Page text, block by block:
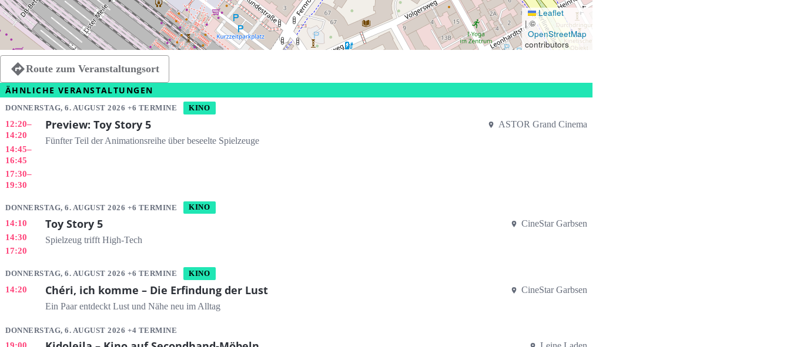
Leaflet
|©
OpenStreetMap
contributors
Route zum Veranstaltungsort
ÄHNLICHE VERANSTALTUNGEN
DONNERSTAG, 6. AUGUST 2026 +6 TERMINE KINO
12:20–
14:20
14:45–
16:45
17:30–
19:30
Preview: Toy Story 5
Fünfter Teil der Animationsreihe über beseelte Spielzeuge
ASTOR Grand Cinema
DONNERSTAG, 6. AUGUST 2026 +6 TERMINE KINO
14:10
14:30
17:20
Toy Story 5
Spielzeug trifft High-Tech
CineStar Garbsen
DONNERSTAG, 6. AUGUST 2026 +6 TERMINE KINO
14:20 Chéri, ich komme – Die Erfindung der Lust
Ein Paar entdeckt Lust und Nähe neu im Alltag
CineStar Garbsen
DONNERSTAG, 6. AUGUST 2026 +4 TERMINE